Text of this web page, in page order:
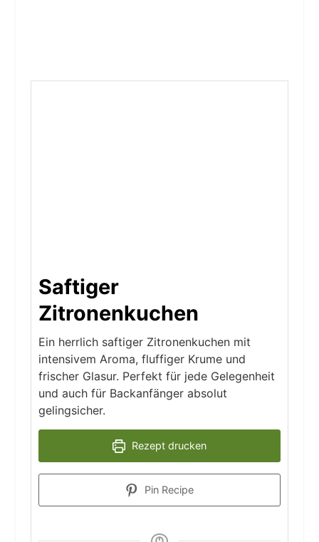
Saftiger
Zitronenkuchen
Ein herrlich saftiger Zitronenkuchen mit
intensivem Aroma, fluffiger Krume und
frischer Glasur. Perfekt für jede Gelegenheit
und auch für Backanfänger absolut
gelingsicher.
Rezept drucken
Pin Recipe